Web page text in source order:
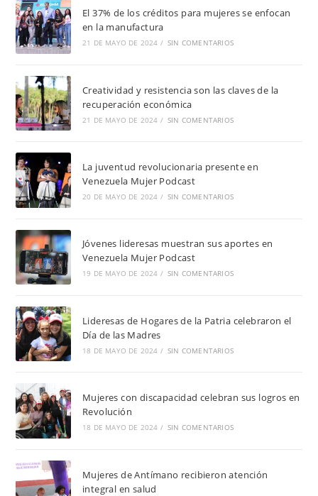
El 37% de los créditos para mujeres se enfocan
en la manufactura
21 DE MAYO DE 2024 / SIN COMENTARIOS
Creatividad y resistencia son las claves de la
recuperación económica
21 DE MAYO DE 2024 / SIN COMENTARIOS
La juventud revolucionaria presente en
Venezuela Mujer Podcast
20 DE MAYO DE 2024 / SIN COMENTARIOS
Jóvenes lideresas muestran sus aportes en
Venezuela Mujer Podcast
19 DE MAYO DE 2024 / SIN COMENTARIOS
Lideresas de Hogares de la Patria celebraron el
Día de las Madres
18 DE MAYO DE 2024 / SIN COMENTARIOS
Mujeres con discapacidad celebran sus logros en
Revolución
18 DE MAYO DE 2024 / SIN COMENTARIOS
Mujeres de Antímano recibieron atención
integral en salud